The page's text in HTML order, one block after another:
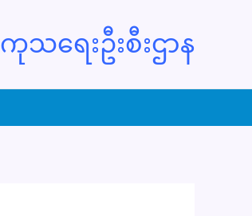
ကုသရေးဦးစီးဌာန